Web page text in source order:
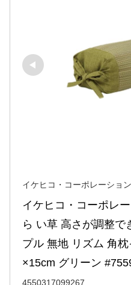
イケヒコ・コーポレーション
イケヒコ・コーポレ
ら い草 高さが調整で
プル 無地 リズム 角
×15cm グリーン
4550317099267